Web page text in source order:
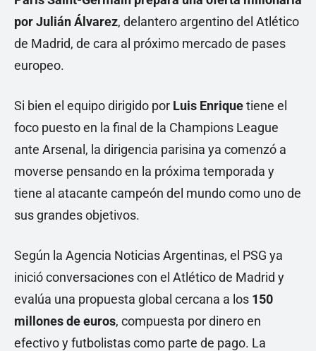
por Julián Álvarez, delantero argentino del Atlético
de Madrid, de cara al próximo mercado de pases
europeo.
Si bien el equipo dirigido por Luis Enriquetiene el
foco puesto en la final de la Champions League
ante Arsenal, la dirigencia parisina ya comenzó a
moverse pensando en la próxima temporada y
tiene al atacante campeón del mundo como uno de
sus grandes objetivos.
Según la Agencia Noticias Argentinas, el PSG ya
inició conversaciones con el Atlético de Madrid y
evalúa una propuesta global cercana a los 150
millones de euros, compuesta por dinero en
efectivo y futbolistas como parte de pago. La